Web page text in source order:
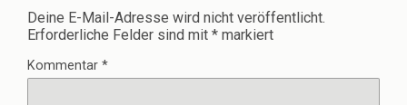
Deine E-Mail-Adresse wird nicht veröffentlicht.
Erforderliche Felder sind mit * markiert
Kommentar *